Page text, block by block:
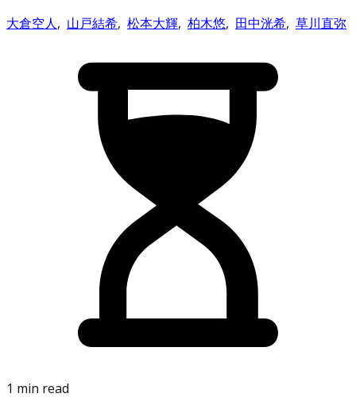
大倉空人, 山戸結希, 松本大輝, 柏木悠, 田中洸希, 草川直弥
1 min read